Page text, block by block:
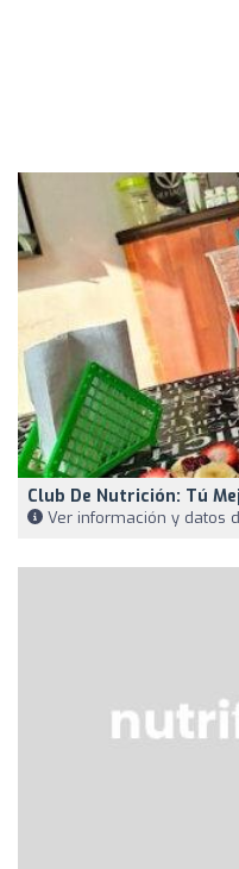
Club De Nutrición: Tú
Ver información y datos